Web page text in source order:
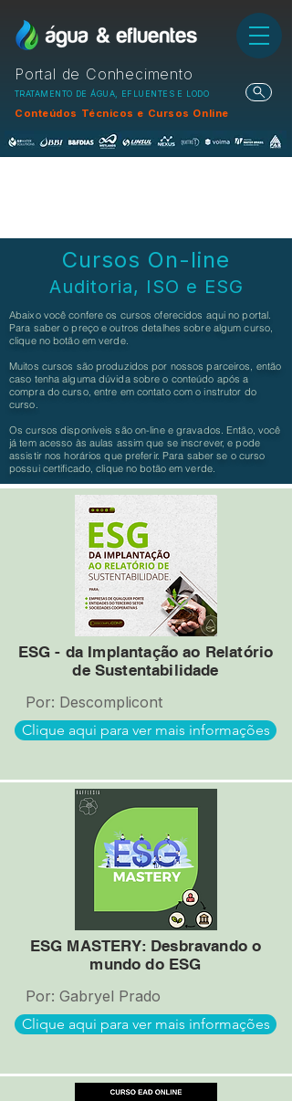
Portal de Conhecimento
TRATAMENTO DE ÁGUA, EFLUENTES E LODO
Conteúdos Técnicos e Cursos Online
Cursos On-line
Auditoria, ISO e ESG
Abaixo você confere os cursos oferecidos aqui no portal.
Para saber o preço e outros detalhes sobre algum curso,
clique no botão em verde.
Muitos cursos são produzidos por nossos parceiros, então
caso tenha alguma dúvida sobre o conteúdo após a
compra do curso, entre em contato com o instrutor do
curso.
Os cursos disponíveis são on-line e gravados. Então, você
já tem acesso às aulas assim que se inscrever, e pode
assistir nos horários que preferir. Para saber se o curso
possui certificado, clique no botão em verde.
ESG - da Implantação ao Relatório
de Sustentabilidade
Por: Descomplicont
Clique aqui para ver mais informações
ESG MASTERY: Desbravando o
mundo do ESG
Por: Gabryel Prado
Clique aqui para ver mais informações